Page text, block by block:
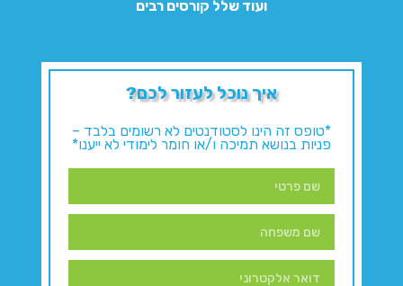
ועוד שלל קורסים רבים
איך נוכל לעזור לכם?
*טופס זה הינו לסטודנטים לא רשומים בלבד –
פניות בנושא תמיכה ו/או חומר לימודי לא ייענו*